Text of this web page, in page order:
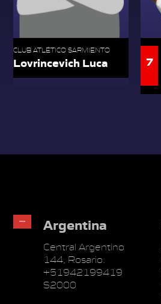
CLUB ATLÉTICO SARMIENTO
Lovrincevich Luca 7
Argentina
Central Argentino
144, Rosario.
+51942199419
S2000